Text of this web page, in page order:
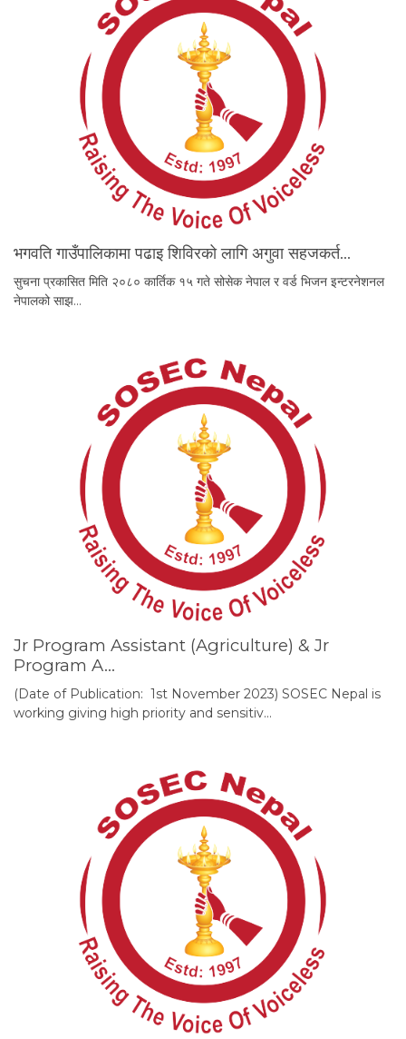
भगवति गाउँपालिकामा पढाइ शिविरको लागि अगुवा सहजकर्त…
सुचना प्रकासित मिति २०८० कार्तिक १५ गते सोसेक नेपाल र वर्ड भिजन इन्टरनेशनल
नेपालको साझ…
Jr Program Assistant (Agriculture) & Jr
Program A…
(Date of Publication: 1st November 2023) SOSEC Nepal is
working giving high priority and sensitiv…